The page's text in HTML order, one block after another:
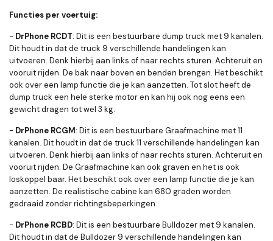
Functies per voertuig:
- DrPhone RCDT: Dit is een bestuurbare dump truck met 9 kanalen.
Dit houdt in dat de truck 9 verschillende handelingen kan
uitvoeren. Denk hierbij aan links of naar rechts sturen. Achteruit en
vooruit rijden. De bak naar boven en benden brengen. Het beschikt
ook over een lamp functie die je kan aanzetten. Tot slot heeft de
dump truck een hele sterke motor en kan hij ook nog eens een
gewicht dragen tot wel 3 kg.
- DrPhone RCGM: Dit is een bestuurbare Graafmachine met 11
kanalen. Dit houdt in dat de truck 11 verschillende handelingen kan
uitvoeren. Denk hierbij aan links of naar rechts sturen. Achteruit en
vooruit rijden. De Graafmachine kan ook graven en het is ook
loskoppel baar. Het beschikt ook over een lamp functie die je kan
aanzetten. De realistische cabine kan 680 graden worden
gedraaid zonder richtingsbeperkingen.
- DrPhone RCBD: Dit is een bestuurbare Bulldozer met 9 kanalen.
Dit houdt in dat de Bulldozer 9 verschillende handelingen kan